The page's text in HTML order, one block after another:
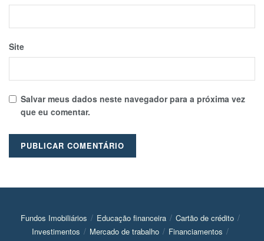
Site
Salvar meus dados neste navegador para a próxima vez
que eu comentar.
Fundos Imobiliários Educação financeira
Cartão de crédito
Investimentos
Mercado de trabalho
Financiamentos